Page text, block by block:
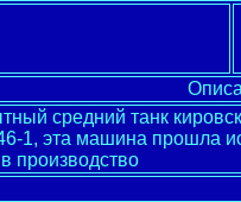
средний танк
1, эта машина прошла
производство